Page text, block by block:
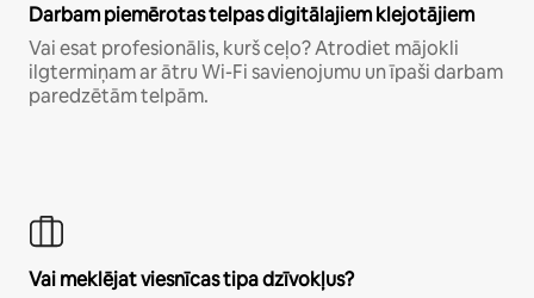
Darbam piemērotas telpas digitālajiem klejotājiem
Vai esat profesionālis, kurš ceļo? Atrodiet mājokli
ilgtermiņam ar ātru Wi-Fi savienojumu un īpaši darbam
paredzētām telpām.
Vai meklējat viesnīcas tipa dzīvokļus?